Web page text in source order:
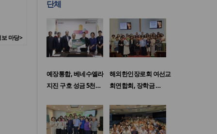
마당>
단체
예장통합, 베네수엘라
지진 구호 성금 5천…
해외한인장로회 여선교
회연합회, 장학금 …